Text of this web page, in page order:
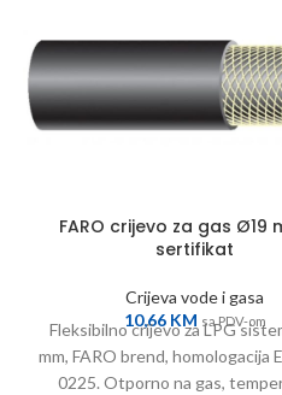
FARO crijevo za gas Ø19
sertifikat
Crijeva vode i gasa
10,66 KM sa PDV-om
Fleksibilno crijevo za LPG
mm, FARO brend, homologacija
0225. Otporno na gas,